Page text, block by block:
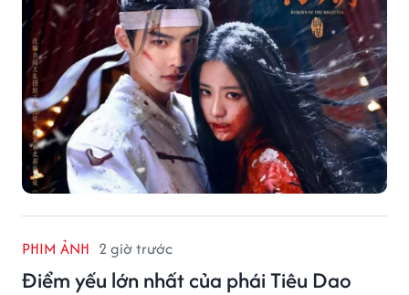
PHIM ẢNH 2 giờ trước
Điểm yếu lớn nhất của phái Tiêu Dao